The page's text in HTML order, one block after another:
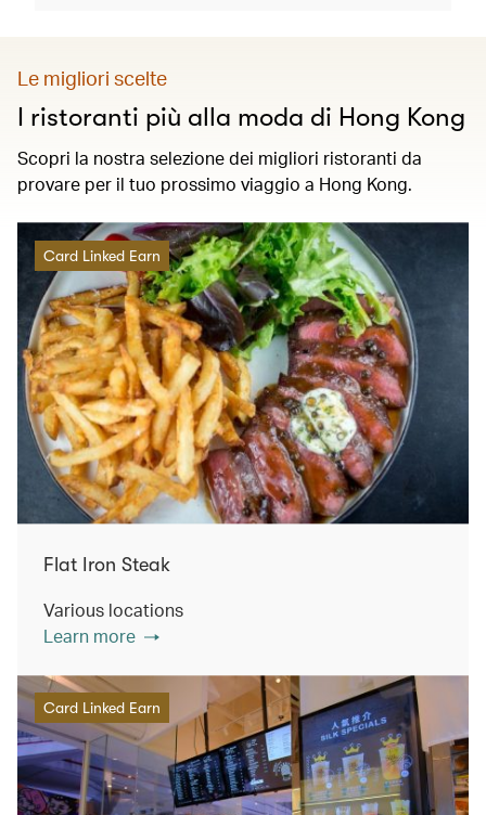
Le migliori scelte
I ristoranti più alla moda di Hong Kong
Scopri la nostra selezione dei migliori ristoranti da
provare per il tuo prossimo viaggio a Hong Kong.
Card Linked Earn
Flat Iron Steak
Various locations
Learn more
Card Linked Earn